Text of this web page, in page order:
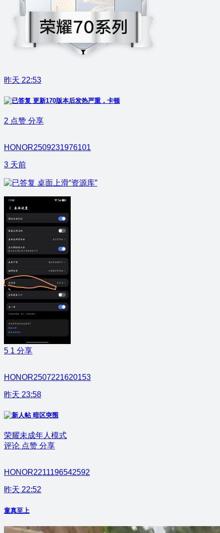
昨天 22:53
更新170版本后发热严重，卡顿
2 点赞 分享
HONOR2509231976101
3 天前
桌面上滑“资源库”
5 1 分享
HONOR2507221620153
昨天 23:58
暗区突围
荣耀未成年人模式
评论 点赞 分享
HONOR2211196542592
昨天 22:52
童真至上